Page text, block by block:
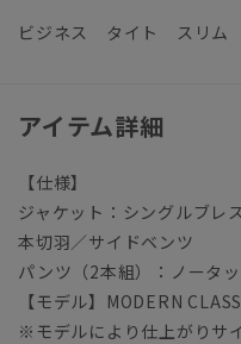
ビジネス タイト スリム
アイテム詳細
【仕様】
ジャケット：シングルブレ
本切羽／サイドベンツ
パンツ（2本組）：ノータ
【モデル】MODERN
※モデルにより仕上がりサ